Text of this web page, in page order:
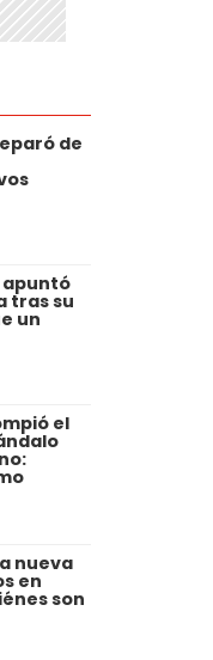
de
apuntó
tras su
un
el
nueva
en
son